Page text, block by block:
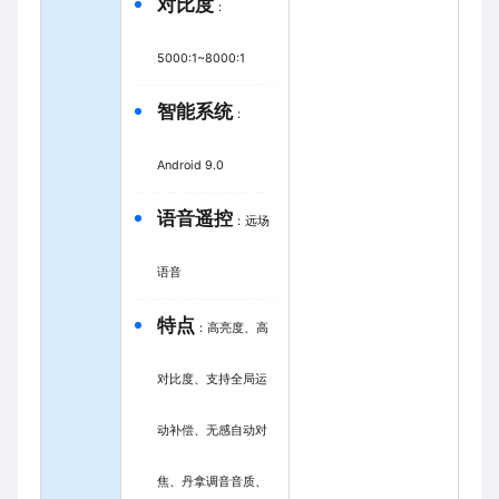
对比度 ：
5000:1~8000:1
智能系统：
Android 9.0
语音遥控 ：远场
语音
特点 ：高亮度、高
对比度、支持全局运
动补偿、无感自动对
焦、丹拿调音音质、